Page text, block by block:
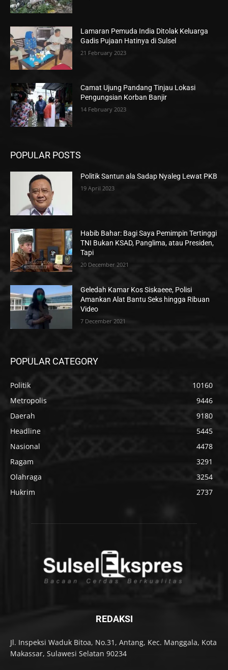
Lamaran Pemuda India Ditolak Keluarga
Gadis Pujaan Hatinya di Sulsel
21 February 2023
Camat Ujung Pandang Tinjau Lokasi
Pengungsian Korban Banjir
14 February 2023
POPULAR POSTS
Politik Santun ala Sadap Nyaleg Lewat PKB
19 April 2023
Habib Bahar: Bagi Saya Pemimpin Tertinggi
TNI Bukan KSAD, Panglima, atau Presiden,
Tapi
20 December 2021
Geledah Kamar Kos Siskaeee, Polisi
Amankan Alat Bantu Seks hingga Ribuan
Video
7 December 2021
POPULAR CATEGORY
Politik
10160
Metropolis
9446
Daerah
9180
Headline
5445
Nasional
4478
Ragam
3291
Olahraga
3254
Hukrim
2737
REDAKSI
Jl. Inspeksi Waduk Bitoa, No.31, Antang, Kec. Manggala, Kota
Makassar, Sulawesi Selatan 90234